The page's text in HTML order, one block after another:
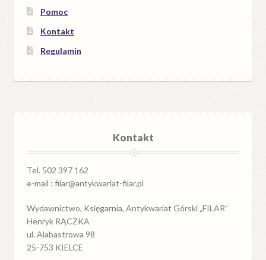
Pomoc
Kontakt
Regulamin
Kontakt
Tel. 502 397 162
e-mail : filar@antykwariat-filar.pl
Wydawnictwo, Księgarnia, Antykwariat Górski „FILAR”
Henryk RĄCZKA
ul. Alabastrowa 98
25-753 KIELCE